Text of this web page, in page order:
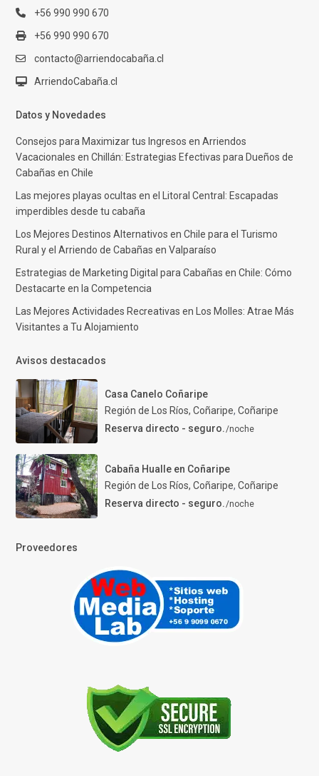
+56 990 990 670
+56 990 990 670
contacto@arriendocabaña.cl
ArriendoCabaña.cl
Datos y Novedades
Consejos para Maximizar tus Ingresos en Arriendos
Vacacionales en Chillán: Estrategias Efectivas para Dueños de
Cabañas en Chile
Las mejores playas ocultas en el Litoral Central: Escapadas
imperdibles desde tu cabaña
Los Mejores Destinos Alternativos en Chile para el Turismo
Rural y el Arriendo de Cabañas en Valparaíso
Estrategias de Marketing Digital para Cabañas en Chile: Cómo
Destacarte en la Competencia
Las Mejores Actividades Recreativas en Los Molles: Atrae Más
Visitantes a Tu Alojamiento
Avisos destacados
Casa Canelo Coñaripe
Región de Los Ríos, Coñaripe, Coñaripe
Reserva directo - seguro./noche
Cabaña Hualle en Coñaripe
Región de Los Ríos, Coñaripe, Coñaripe
Reserva directo - seguro./noche
Proveedores